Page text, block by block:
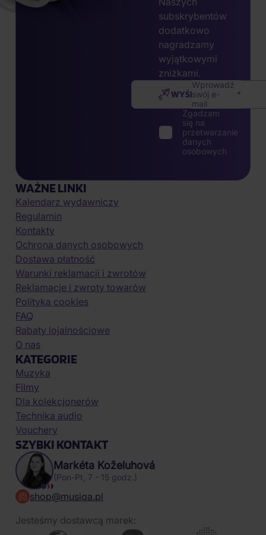
subskrybentów
dodatkowo
nagradzamy
wyjątkowymi
zniżkami.
Wprowadź
swój e-
mail
WYŚLIJ
Zgadzam
się na
przetwarzanie
danych
osobowych
WAŻNE LINKI
Kalendarz wydawniczy
Regulamin
Kontakty
Ochrona danych osobowych
Dostawa płatność
Warunki reklamacji i zwrotów
Reklamacje i zwroty towarów
Polityka cookies
FAQ
Rabaty lojalnościowe
O nas
KATEGORIE
Muzyka
Filmy
Dla kolekcjonerów
Technika audio
Vouchery
SZYBKI KONTAKT
Markéta Koželuhová
(Pon-Pt, 7 - 15 godz.)
shop@musiqa.pl
Jesteśmy dostawcą marek: